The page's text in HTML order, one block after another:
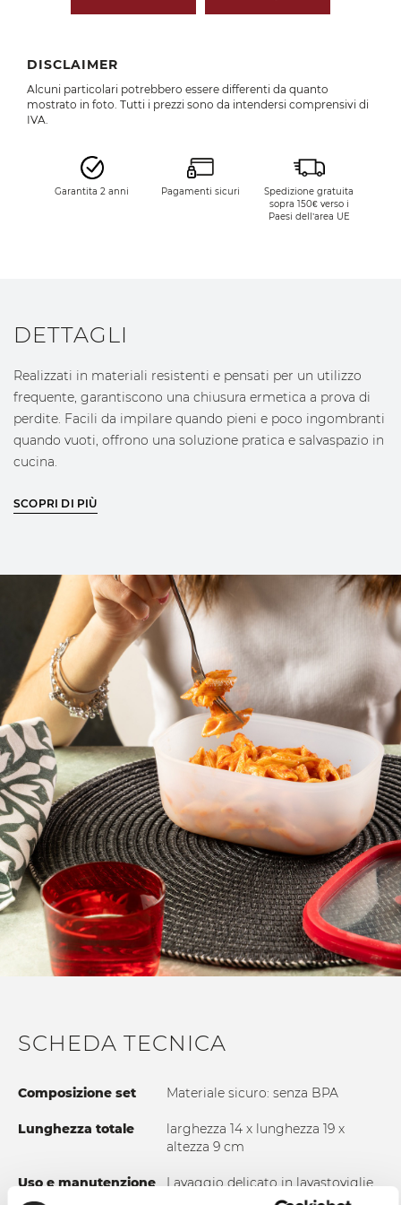
DISCLAIMER
Alcuni particolari potrebbero essere differenti da quanto
mostrato in foto. Tutti i prezzi sono da intendersi comprensivi di
IVA.
Garantita 2 anni Pagamenti sicuri
Spedizione gratuita
sopra 150€ verso i
Paesi dell’area UE
DETTAGLI
Realizzati in materiali resistenti e pensati per un utilizzo
frequente, garantiscono una chiusura ermetica a prova di
perdite. Facili da impilare quando pieni e poco ingombranti
quando vuoti, offrono una soluzione pratica e salvaspazio in
cucina.
Materiale sicuro: senza BPA
Tutti gli accessori per Icon Mini Vacuum sono stati
testati e certificati al contatto con alimenti.
UTILIZZI CONSIGLIATI:
Lavaggio delicato in lavastoviglie, preferibilmente nel
piano superiore
Adatto al congelatore fino a -20 °C
Utilizzabile in forno a microonde (max 2 minuti senza
coperchio)
SCOPRI DI PIÙ
SCHEDA TECNICA
Composizione set Materiale sicuro: senza BPA
Lunghezza totale
larghezza 14 x lunghezza 19 x
altezza 9 cm
Uso e manutenzione
Lavaggio delicato in lavastoviglie,
preferibilmente nel piano